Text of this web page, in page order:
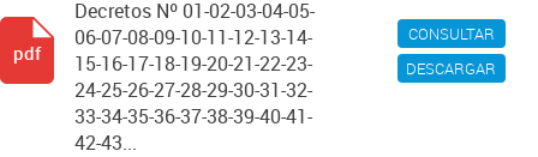
CONSULTAR
DESCARGAR
Decretos Nº 01-02-03-04-05-
06-07-08-09-10-11-12-13-14-
15-16-17-18-19-20-21-22-23-
24-25-26-27-28-29-30-31-32-
33-34-35-36-37-38-39-40-41-
42-43...
pdf